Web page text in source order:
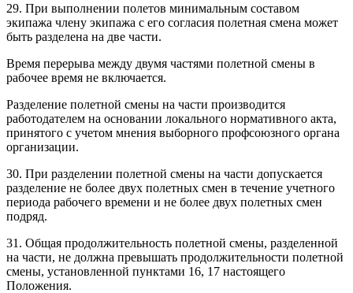
29. При выполнении полетов минимальным составом
экипажа члену экипажа с его согласия полетная смена может
быть разделена на две части.
Время перерыва между двумя частями полетной смены в
рабочее время не включается.
Разделение полетной смены на части производится
работодателем на основании локального нормативного акта,
принятого с учетом мнения выборного профсоюзного органа
организации.
30. При разделении полетной смены на части допускается
разделение не более двух полетных смен в течение учетного
периода рабочего времени и не более двух полетных смен
подряд.
31. Общая продолжительность полетной смены, разделенной
на части, не должна превышать продолжительности полетной
смены, установленной пунктами 16, 17 настоящего
Положения.